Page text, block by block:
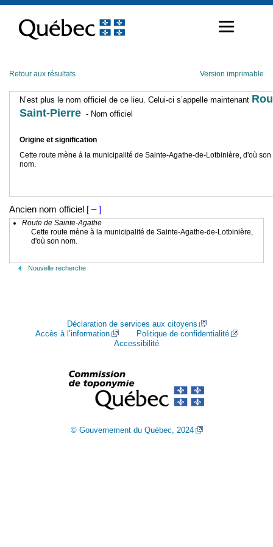
contenu
Retour aux résultats Version imprimable
N’est plus le nom officiel de ce lieu. Celui-ci s’appelle maintenant
Saint-Pierre - Nom officiel
Origine et signification
Cette route mène à la municipalité de Sainte-Agathe-de-Lotbinière, d'où son
nom.
Ancien nom officiel [ – ]
Route de Sainte-Agathe
Cette route mène à la municipalité de Sainte-Agathe-de-Lotbinière,
d'où son nom.
Nouvelle recherche
Déclaration de services aux citoyens
Accès à l’information
Politique de confidentialité
Accessibilité
© Gouvernement du Québec, 2024